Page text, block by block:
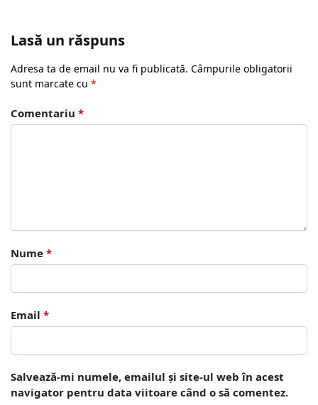
Lasă un răspuns
Adresa ta de email nu va fi publicată. Câmpurile obligatorii
sunt marcate cu *
Comentariu *
Nume *
Email *
Salvează-mi numele, emailul și site-ul web în acest
navigator pentru data viitoare când o să comentez.